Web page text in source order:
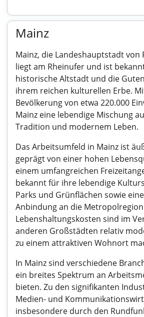
Mainz
Mainz, die Landeshauptstadt von
liegt am Rheinufer und ist
historische Altstadt und die
ihrem reichen kulturellen Erbe.
Bevölkerung von etwa 220.000
Mainz eine lebendige Mischung
Tradition und modernem Leben.
Das Arbeitsumfeld in Mainz ist
geprägt von einer hohen
einem umfangreichen
bekannt für ihre lebendige
Parks und Grünflächen sowie
Anbindung an die
Lebenshaltungskosten sind im
anderen Großstädten relativ
zu einem attraktiven Wohnort
In Mainz sind verschiedene
ein breites Spektrum an
bieten. Zu den signifikanten
Medien- und
insbesondere durch den